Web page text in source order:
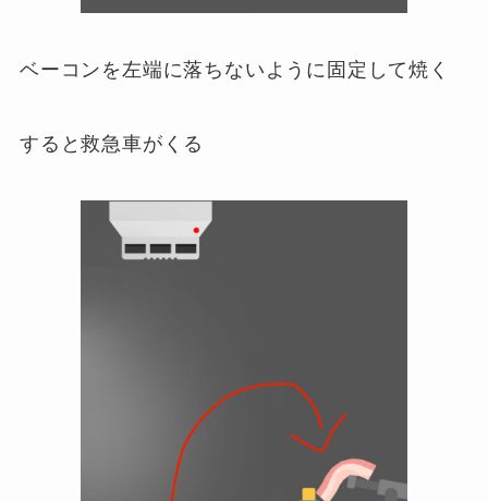
ベーコンを左端に落ちないように固定して焼く
すると救急車がくる